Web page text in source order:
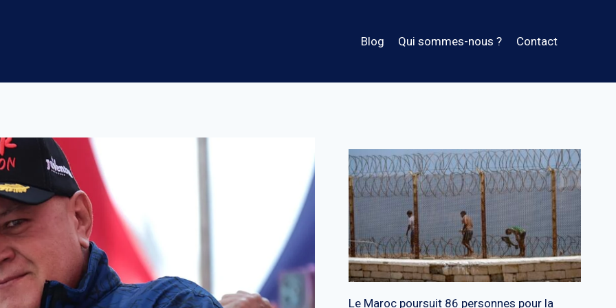
Blog Qui sommes-nous ? Contact
Le Maroc poursuit 86 personnes pour la